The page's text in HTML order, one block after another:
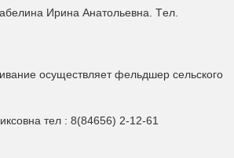
Ирина Анатольевна. Tел.
осуществляет фельдшер сельского
тел : 8(84656) 2-12-61